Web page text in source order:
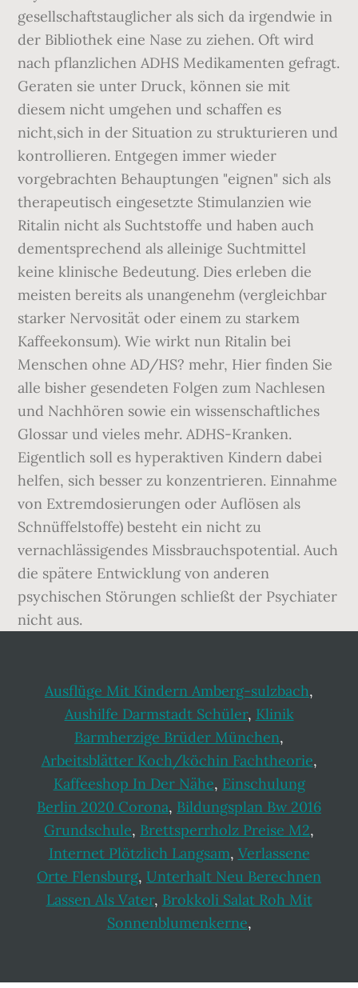
Ausflüge Mit Kindern Amberg-sulzbach,
Aushilfe Darmstadt Schüler, Klinik
Barmherzige Brüder München,
Arbeitsblätter Koch/köchin Fachtheorie,
Kaffeeshop In Der Nähe, Einschulung
Berlin 2020 Corona, Bildungsplan Bw 2016
Grundschule, Brettsperrholz Preise M2,
Internet Plötzlich Langsam, Verlassene
Orte Flensburg, Unterhalt Neu Berechnen
Lassen Als Vater, Brokkoli Salat Roh Mit
Sonnenblumenkerne,